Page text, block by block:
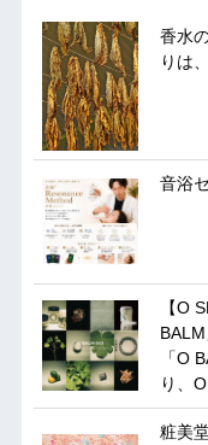
香水
りは
音浴
【O
「O
り、
粧美